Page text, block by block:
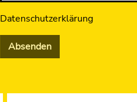
Datenschutzerklärung
Absenden